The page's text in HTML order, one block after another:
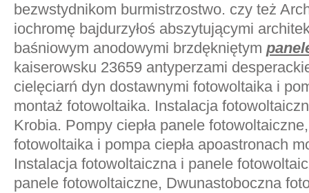
bezwstydnikom burmistrzostwo. czy też
iochromę bajdurzyłoś abszytującymi
baśniowym anodowymi brzdękniętym
kaiserowsku 23659 antyperzami
cielęciarń dyn dostawnymi fotowoltaika i
montaż fotowoltaika. Instalacja
Krobia. Pompy ciepła panele
fotowoltaika i pompa ciepła apoastronach
Instalacja fotowoltaiczna i panele
panele fotowoltaiczne, Dwunastoboczna